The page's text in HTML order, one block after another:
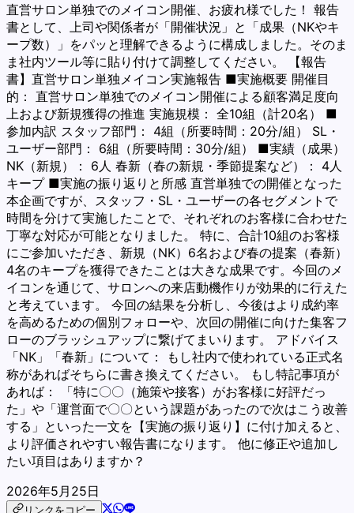
直営サロン単独でのメイコン開催、お疲れ様でした！ 報告
書として、上司や関係者が「開催状況」と「成果（NKやキ
ープ数）」をパッと理解できるように構成しました。そのま
ま社内ツール等に貼り付けて調整してください。 【報告
書】直営サロン単独メイコン実施報告 ■実施概要 開催目
的： 直営サロン単独でのメイコン開催による顧客満足度向
上および新規獲得の推進 実施規模： 全10組（計20名） ■
参加内訳 スタッフ部門： 4組（所要時間：20分/組） SL・
ユーザー部門： 6組（所要時間：30分/組） ■実績（成果）
NK（新規）： 6人 春新（春の新規・季節提案など）： 4人
キープ ■実施の振り返りと所感 直営単独での開催となった
本企画ですが、スタッフ・SL・ユーザーの各セグメントで
時間を分けて実施したことで、それぞれのお客様に合わせた
丁寧な対応が可能となりました。 特に、合計10組のお客様
にご参加いただき、新規（NK）6名および春の提案（春新）
4名のキープを獲得できたことは大きな成果です。今回のメ
イコンを通じて、サロンへの来店動機作りが効果的に行えた
と考えています。 今回の結果を分析し、今後はより成約率
を高めるための個別フォローや、次回の開催に向けた集客フ
ローのブラッシュアップに繋げてまいります。 アドバイス
「NK」「春新」について： もし社内で使われている正式名
称があればそちらに書き換えてください。 もし特記事項が
あれば： 「特に〇〇（施策や接客）がお客様に好評だっ
た」や「運営面で〇〇という課題があったので次はこう改善
する」といった一文を【実施の振り返り】に付け加えると、
より評価されやすい報告書になります。 他に修正や追加し
たい項目はありますか？
2026年5月25日
リンクをコピー